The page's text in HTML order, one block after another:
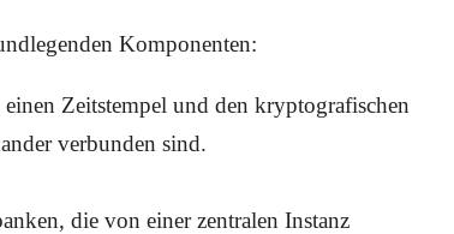
Komponenten:
Zeitstempel und den kryptografischen
verbunden sind.
die von einer zentralen Instanz